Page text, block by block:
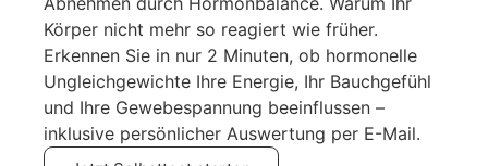
Körper nicht mehr so reagiert wie früher.
Erkennen Sie in nur 2 Minuten, ob hormonelle
Ungleichgewichte Ihre Energie, Ihr Bauchgefühl
und Ihre Gewebespannung beeinflussen –
inklusive persönlicher Auswertung per E-Mail.